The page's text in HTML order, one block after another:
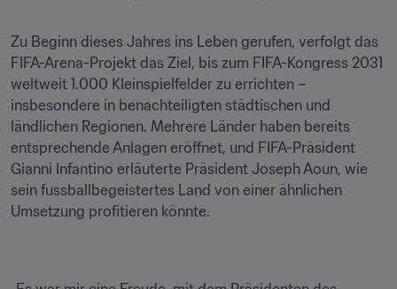
Zu Beginn dieses Jahres ins Leben gerufen, verfolgt das
FIFA-Arena-Projekt das Ziel, bis zum FIFA-Kongress 2031
weltweit 1.000 Kleinspielfelder zu errichten –
insbesondere in benachteiligten städtischen und
ländlichen Regionen. Mehrere Länder haben bereits
entsprechende Anlagen eröffnet, und FIFA-Präsident
Gianni Infantino erläuterte Präsident Joseph Aoun, wie
sein fussballbegeistertes Land von einer ähnlichen
Umsetzung profitieren könnte.